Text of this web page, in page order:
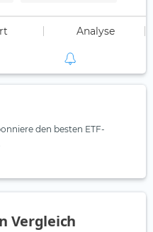
Analyse
den besten ETF-
Vergleich